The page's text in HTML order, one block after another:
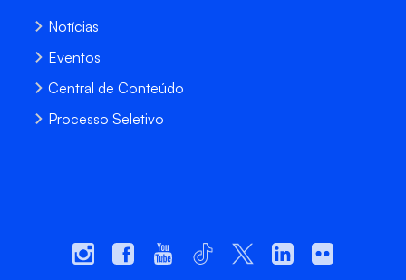
Notícias
Eventos
Central de Conteúdo
Processo Seletivo